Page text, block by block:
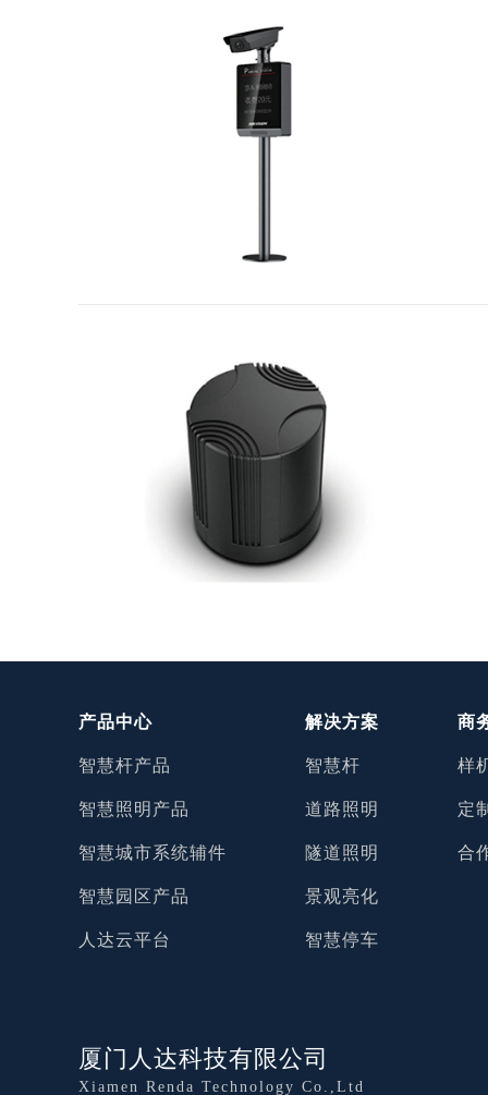
产品中心
智慧杆产品
智慧照明产品
智慧城市系统辅件
智慧园区产品
人达云平台
解决方案
智慧杆
道路照明
隧道照明
景观亮化
智慧停车
商
样
定
合
厦门人达科技有限公司
Xiamen Renda Technology Co.,Ltd